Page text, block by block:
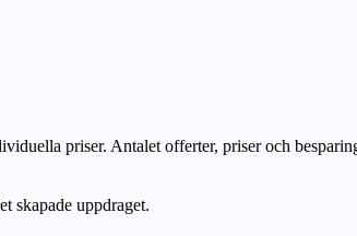
priser. Antalet offerter, priser och
skapade uppdraget.